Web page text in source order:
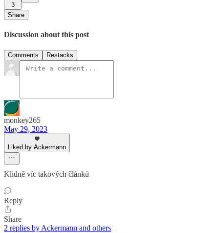
3
Share
Discussion about this post
Comments Restacks
monkey265
May 29, 2023
Liked by Ackermann
Klidně víc takových článků
Reply
Share
2 replies by Ackermann and others